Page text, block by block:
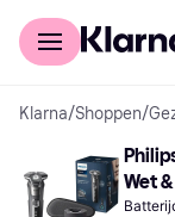
Voor shoppers
Klarna/Shoppen/
Wet